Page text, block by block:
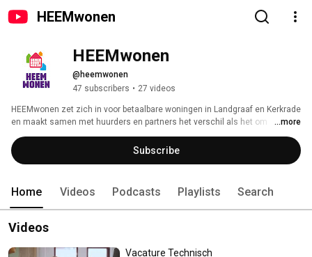
HEEMwonen
HEEMwonen
@heemwonen
47 subscribers • 27 videos
HEEMwonen zet zich in voor betaalbare woningen in Landgraaf en Kerkrade
en maakt samen met huurders en partners het verschil als het om
samenleven gaat.
...more
Subscribe
Home Videos Podcasts Playlists Search
Videos
Vacature Technisch